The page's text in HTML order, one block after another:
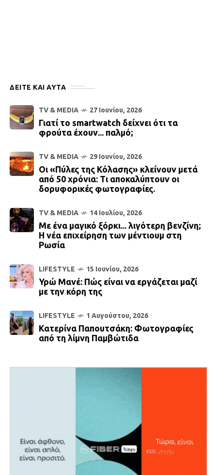
ΔΕΙΤΕ ΚΑΙ ΑΥΤΆ
TV & MEDIA 27 Ιουνίου, 2026
Γιατί το smartwatch δείχνει ότι τα
φρούτα έχουν... παλμό;
TV & MEDIA 29 Ιουνίου, 2026
Οι «Πύλες της Κόλασης» κλείνουν μετά
από 50 χρόνια: Τι αποκαλύπτουν οι
δορυφορικές φωτογραφίες.
TV & MEDIA 14 Ιουλίου, 2026
Με ένα μαγικό ξόρκι... λιγότερη βενζίνη;
Η νέα επιχείρηση των μέντιουμ στη
Ρωσία
LIFESTYLE 15 Ιουνίου, 2026
Υρώ Μανέ: Πώς είναι να εργάζεται μαζί
με την κόρη της
LIFESTYLE 1 Αυγούστου, 2026
Κατερίνα Παπουτσάκη: Φωτογραφίες
από τη λίμνη Παμβώτιδα